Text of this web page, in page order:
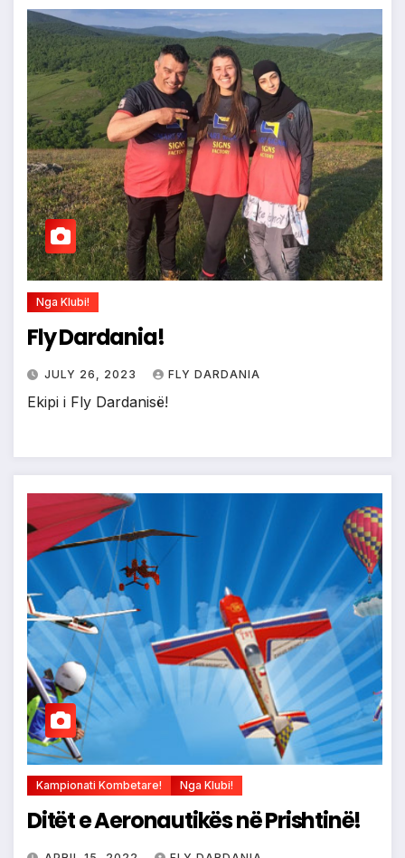
Nga Klubi!
Fly Dardania!
JULY 26, 2023 FLY DARDANIA
Ekipi i Fly Dardanisë!
Kampionati Kombetare! Nga Klubi!
Ditët e Aeronautikës në Prishtinë!